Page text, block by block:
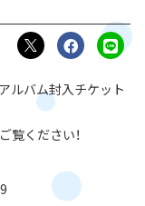
ルバム封入チケット
覧ください！